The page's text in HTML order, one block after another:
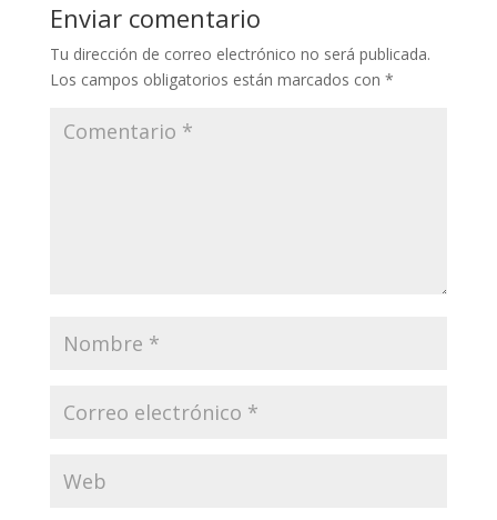
Enviar comentario
Tu dirección de correo electrónico no será publicada.
Los campos obligatorios están marcados con *